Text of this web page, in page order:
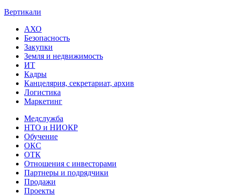
Вертикали
АХО
Безопасность
Закупки
Земля и недвижимость
ИТ
Кадры
Канцелярия, секретариат, архив
Логистика
Маркетинг
Медслужба
НТО и НИОКР
Обучение
ОКС
ОТК
Отношения с инвесторами
Партнеры и подрядчики
Продажи
Проекты